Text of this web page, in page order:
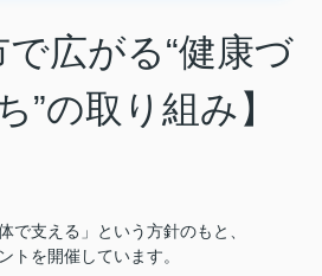
で広がる“健康づ
”の取り組み】
で支える」という方針のもと、
トを開催しています。